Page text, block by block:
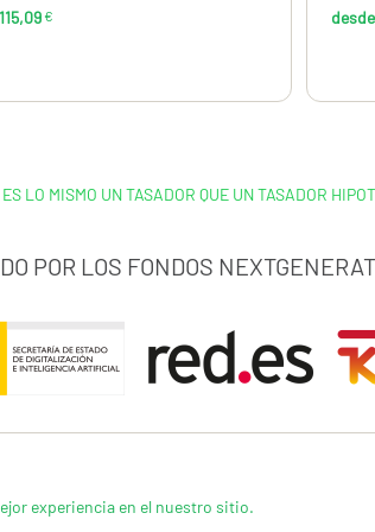
€
ES LO MISMO UN TASADOR QUE UN TASADOR
POR LOS FONDOS
experiencia en el nuestro sitio.